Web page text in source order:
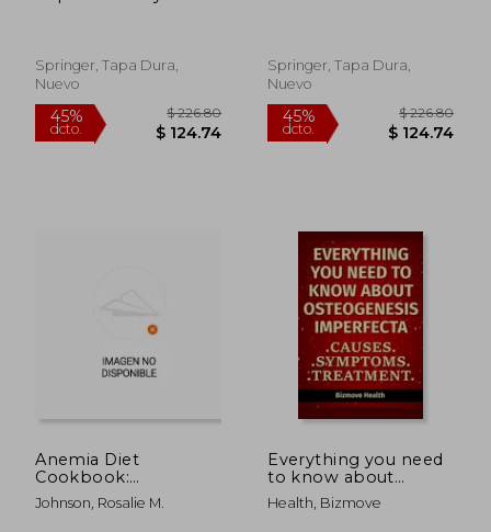
45%
dcto.
Springer, Tapa Dura,
Nuevo
Phenomenon
(Springerbriefs in
Biology)
Springer, Tapa Dura,
Nuevo
Anemia Diet
Cookbook:
Overcoming Anemia:
50+ Delicious and
Johnson, Rosalie M.
Everything you need
to know about
Osteogenesis
Imperfecta: Causes,
Health, Bizmove